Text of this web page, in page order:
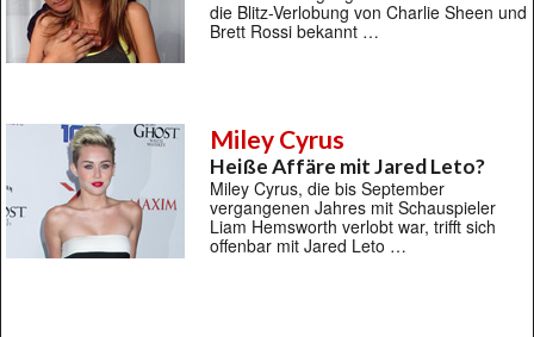
die Blitz-Verlobung von Charlie Sheen und
Brett Rossi bekannt …
Miley Cyrus
Heiße Affäre mit Jared Leto?
Miley Cyrus, die bis September
vergangenen Jahres mit Schauspieler
Liam Hemsworth verlobt war, trifft sich
offenbar mit Jared Leto …